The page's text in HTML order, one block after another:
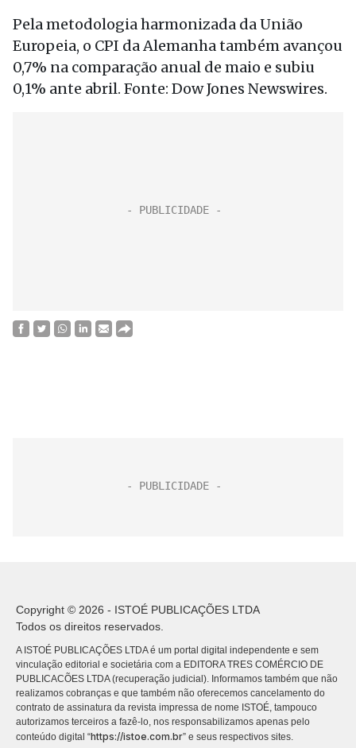
Pela metodologia harmonizada da União
Europeia, o CPI da Alemanha também avançou
0,7% na comparação anual de maio e subiu
0,1% ante abril. Fonte: Dow Jones Newswires.
Copyright © 2026 - ISTOÉ PUBLICAÇÕES LTDA
Todos os direitos reservados.
A ISTOÉ PUBLICAÇÕES LTDA é um portal digital independente e sem
vinculação editorial e societária com a EDITORA TRES COMÉRCIO DE
PUBLICACÕES LTDA (recuperação judicial). Informamos também que não
realizamos cobranças e que também não oferecemos cancelamento do
contrato de assinatura da revista impressa de nome ISTOÉ, tampouco
autorizamos terceiros a fazê-lo, nos responsabilizamos apenas pelo
conteúdo digital “https://istoe.com.br” e seus respectivos sites.